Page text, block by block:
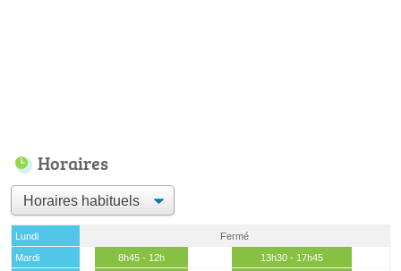
Horaires
Lundi
Fermé
Mardi
8h45 - 12h
13h30 - 17h45